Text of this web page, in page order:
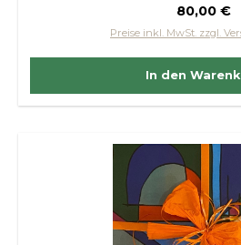
Regulärer
80,00 €
Preise inkl. MwSt. zzgl.
In den